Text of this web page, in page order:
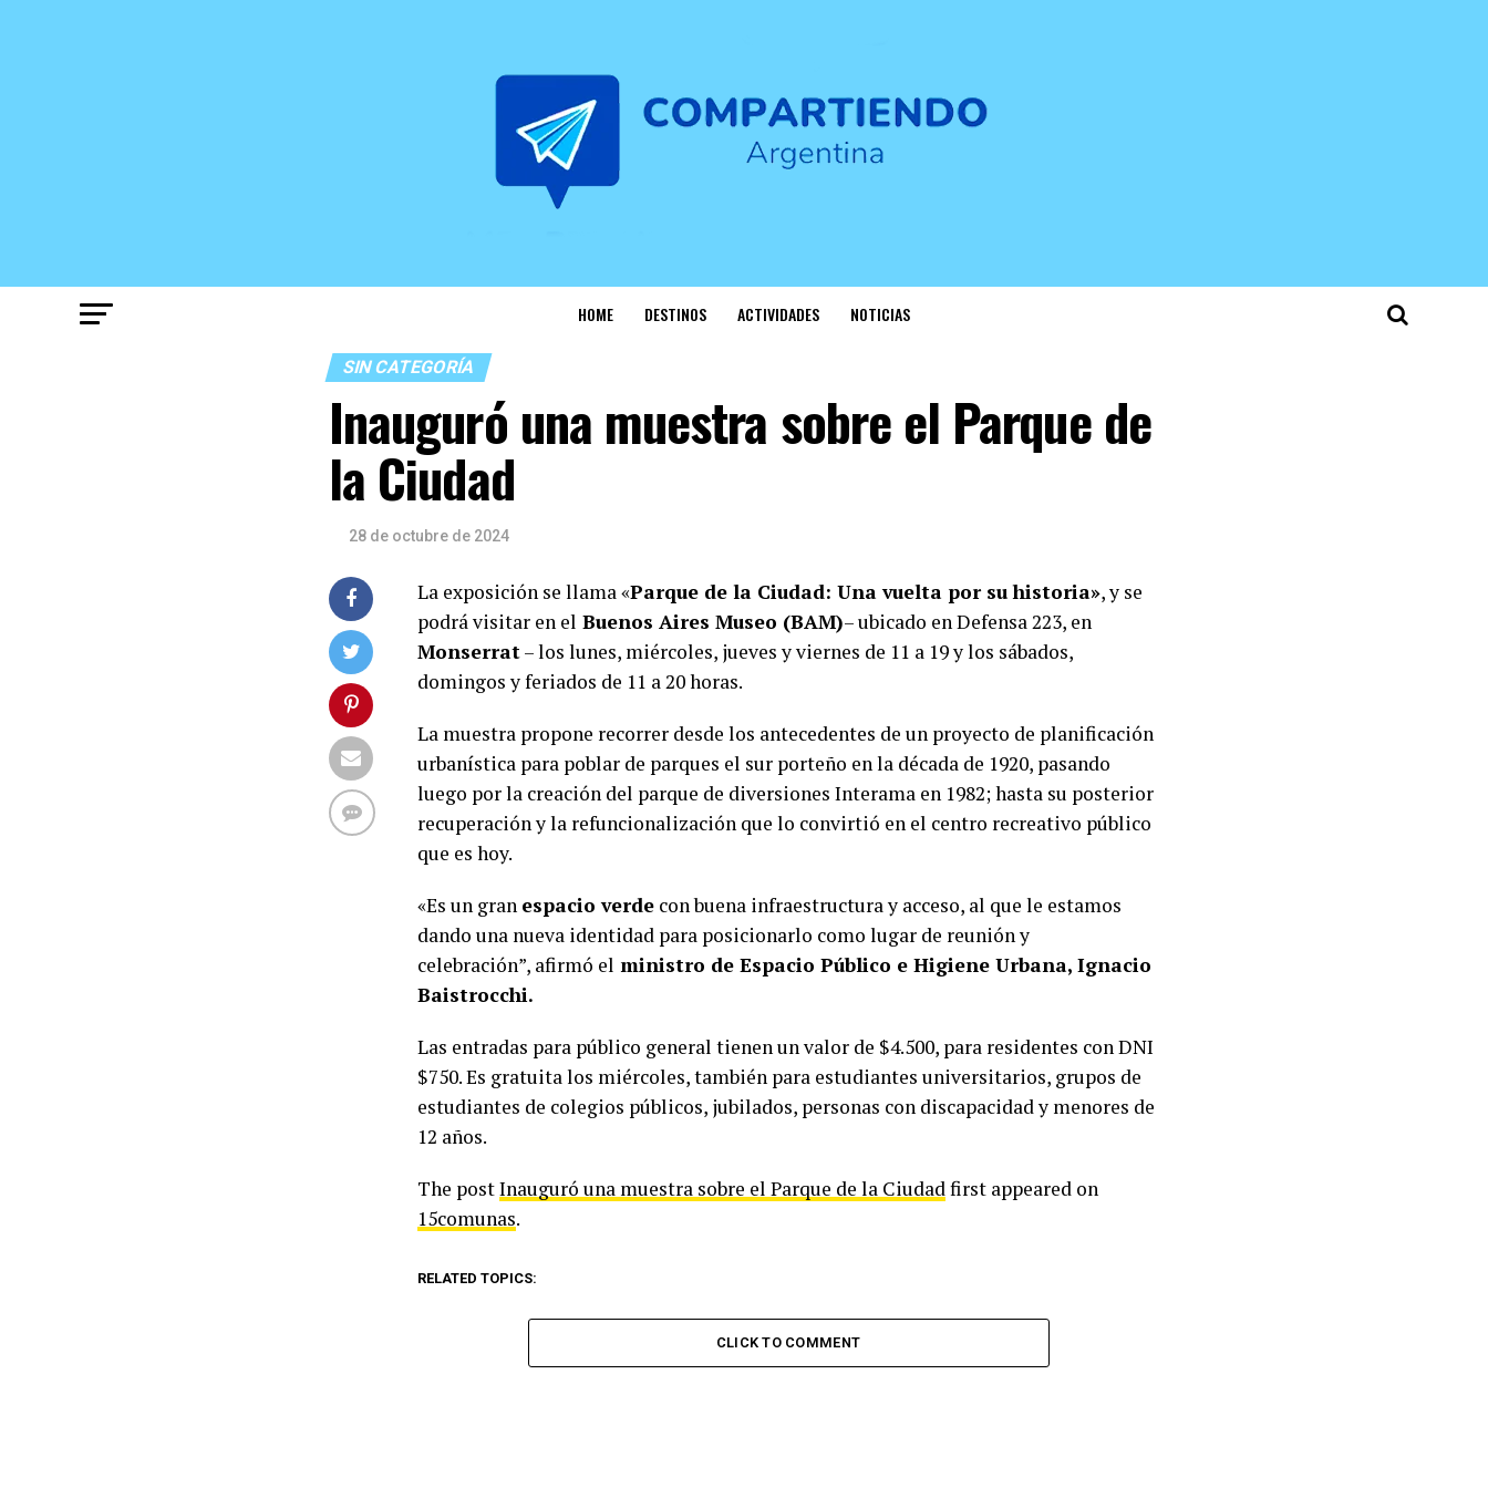
HOME DESTINOS ACTIVIDADES NOTICIAS
SIN CATEGORÍA
Inauguró una muestra sobre el Parque de
la Ciudad
28 de octubre de 2024
La exposición se llama «Parque de la Ciudad: Una vuelta por su historia», y se
podrá visitar en el Buenos Aires Museo (BAM)– ubicado en Defensa 223, en
Monserrat– los lunes, miércoles, jueves y viernes de 11 a 19 y los sábados,
domingos y feriados de 11 a 20 horas.
La muestra propone recorrer desde los antecedentes de un proyecto de planificación
urbanística para poblar de parques el sur porteño en la década de 1920, pasando
luego por la creación del parque de diversiones Interama en 1982; hasta su posterior
recuperación y la refuncionalización que lo convirtió en el centro recreativo público
que es hoy.
«Es un gran espacio verde con buena infraestructura y acceso, al que le estamos
dando una nueva identidad para posicionarlo como lugar de reunión y
celebración”, afirmó el ministro de Espacio Público e Higiene Urbana, Ignacio
Baistrocchi.
Las entradas para público general tienen un valor de $4.500, para residentes con DNI
$750. Es gratuita los miércoles, también para estudiantes universitarios, grupos de
estudiantes de colegios públicos, jubilados, personas con discapacidad y menores de
12 años.
The postInauguró una muestra sobre el Parque de la Ciudadfirst appeared on
15comunas.
RELATED TOPICS:
CLICK TO COMMENT